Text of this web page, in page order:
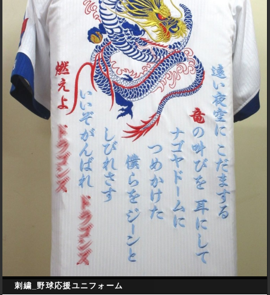
刺繍_野球応援ユニフォーム